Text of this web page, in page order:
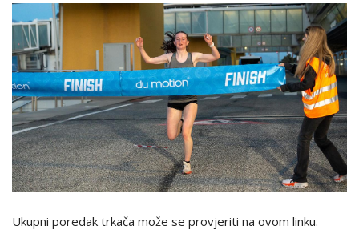
Ukupni poredak trkača može se provjeriti na ovom linku.